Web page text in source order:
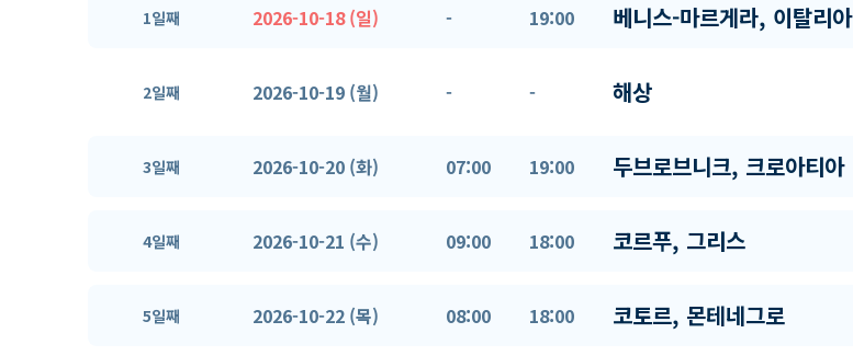
1일째 2026-10-18 (일) - 19:00 베니스-마르게라, 이탈리아
2일째 2026-10-19 (월) - - 해상
3일째 2026-10-20 (화) 07:00 19:00 두브로브니크, 크로아티아
4일째 2026-10-21 (수) 09:00 18:00 코르푸, 그리스
5일째 2026-10-22 (목) 08:00 18:00 코토르, 몬테네그로